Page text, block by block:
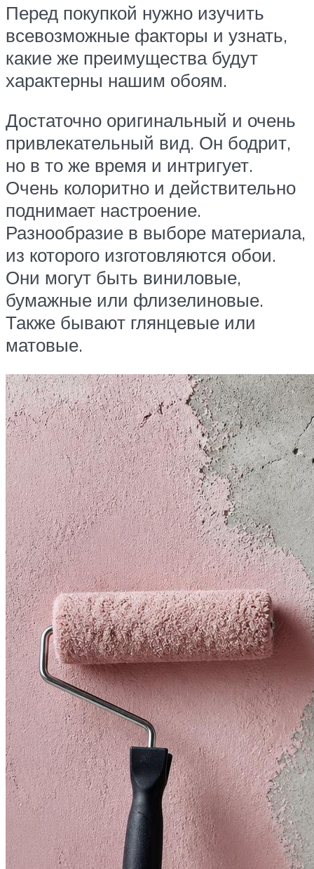
Перед покупкой нужно изучить
всевозможные факторы и узнать,
какие же преимущества будут
характерны нашим обоям.
Достаточно оригинальный и очень
привлекательный вид. Он бодрит,
но в то же время и интригует.
Очень колоритно и действительно
поднимает настроение.
Разнообразие в выборе материала,
из которого изготовляются обои.
Они могут быть виниловые,
бумажные или флизелиновые.
Также бывают глянцевые или
матовые.